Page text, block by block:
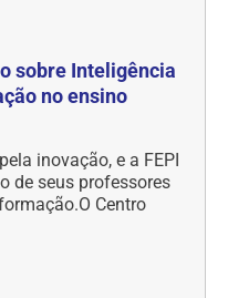
sobre Inteligência
no ensino
inovação, e a FEPI
de seus professores
Centro